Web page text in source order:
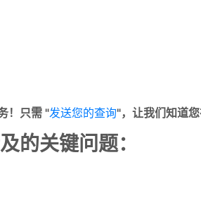
！只需 "发送您的查询"，让我们知道
的关键问题：